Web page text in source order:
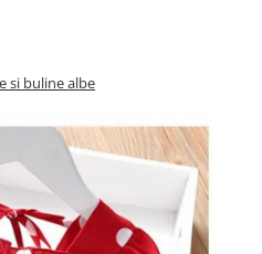
si buline albe